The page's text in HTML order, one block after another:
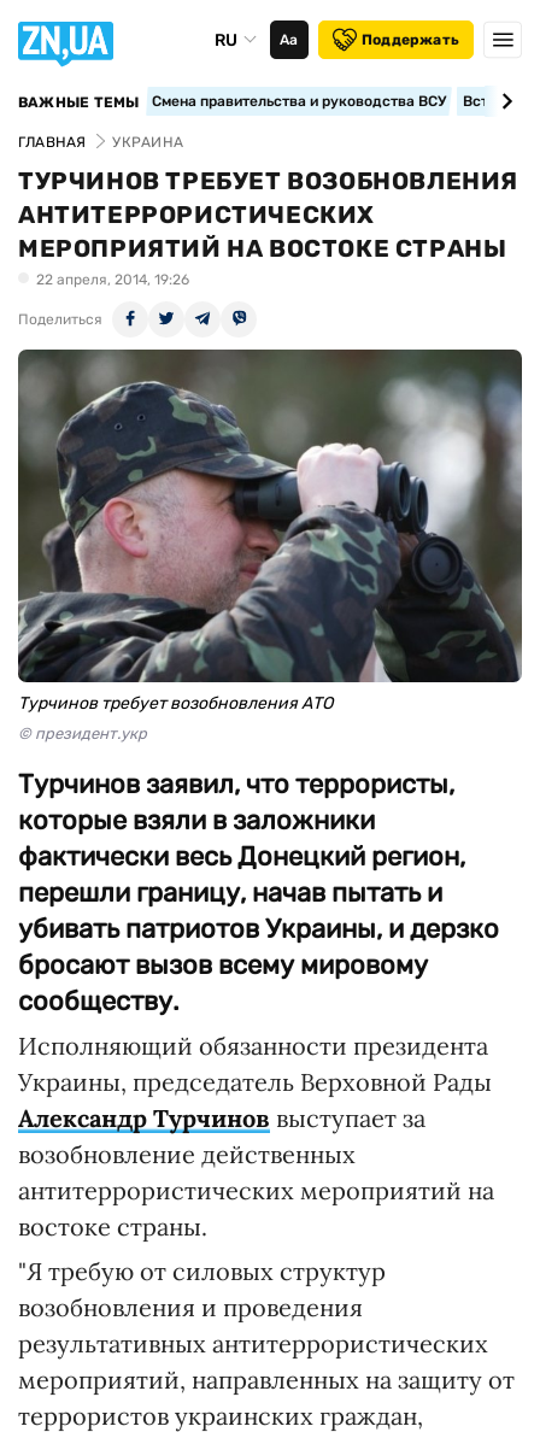
RU Аа Поддержать
ВАЖНЫЕ ТЕМЫ Смена правительства и руководства ВСУ
ГЛАВНАЯ УКРАИНА
ТУРЧИНОВ ТРЕБУЕТ ВОЗОБНОВЛЕНИЯ
АНТИТЕРРОРИСТИЧЕСКИХ
МЕРОПРИЯТИЙ НА ВОСТОКЕ СТРАНЫ
22 апреля, 2014, 19:26
Поделиться
Турчинов требует возобновления АТО
© президент.укр
Турчинов заявил, что террористы,
которые взяли в заложники
фактически весь Донецкий регион,
перешли границу, начав пытать и
убивать патриотов Украины, и дерзко
бросают вызов всему мировому
сообществу.
Исполняющий обязанности президента
Украины, председатель Верховной Рады
Александр Турчинов выступает за
возобновление действенных
антитеррористических мероприятий на
востоке страны.
"Я требую от силовых структур
возобновления и проведения
результативных антитеррористических
мероприятий, направленных на защиту от
террористов украинских граждан,